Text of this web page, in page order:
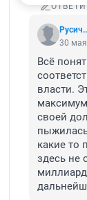
30
Всё
власти.
своей
какие то
здесь не